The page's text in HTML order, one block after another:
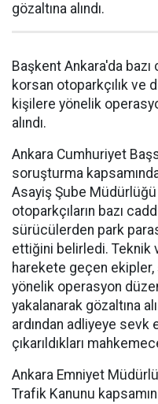
gözaltına alındı.
Başkent Ankara'da
korsan otoparkçılık ve
kişilere yönelik
alındı.
Ankara Cumhuriyet
soruşturma
Asayiş Şube
otoparkçıların bazı
sürücülerden park
ettiğini belirledi. Teknik
harekete geçen ekipler,
yönelik operasyon
yakalanarak gözaltına
ardından adliyeye sevk
çıkarıldıkları
Ankara Emniyet
Trafik Kanunu